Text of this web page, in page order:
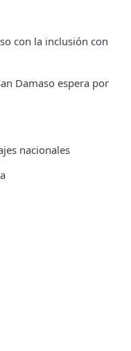
con la inclusión con
Damaso espera por
nacionales